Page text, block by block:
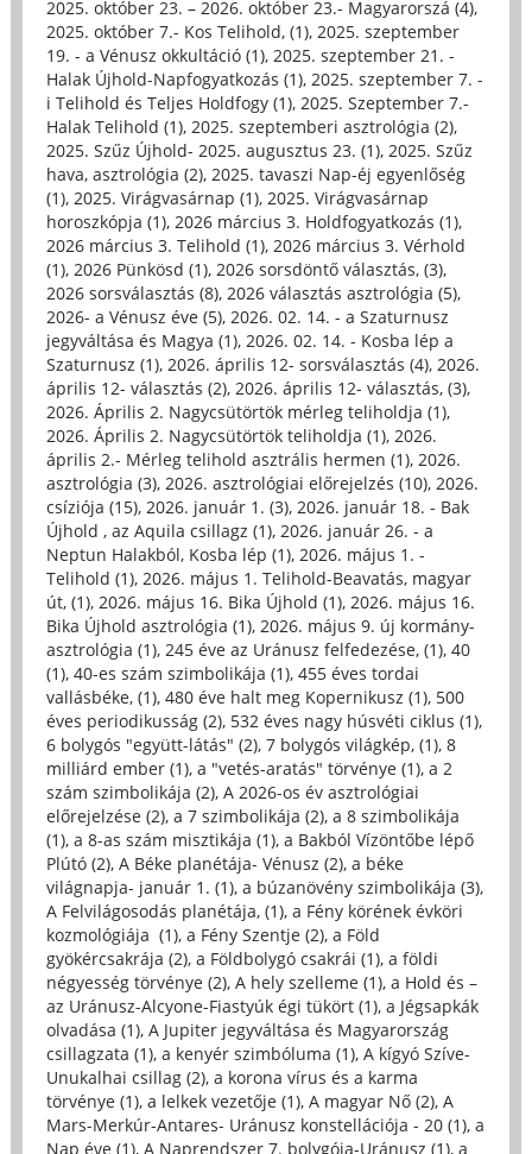
2025. október 23. – 2026. október 23.- Magyarorszá (4),
2025. október 7.- Kos Telihold, (1), 2025. szeptember
19. - a Vénusz okkultáció (1), 2025. szeptember 21. -
Halak Újhold-Napfogyatkozás (1), 2025. szeptember 7. -
i Telihold és Teljes Holdfogy (1), 2025. Szeptember 7.-
Halak Telihold (1), 2025. szeptemberi asztrológia (2),
2025. Szűz Újhold- 2025. augusztus 23. (1), 2025. Szűz
hava, asztrológia (2), 2025. tavaszi Nap-éj egyenlőség
(1), 2025. Virágvasárnap (1), 2025. Virágvasárnap
horoszkópja (1), 2026 március 3. Holdfogyatkozás (1),
2026 március 3. Telihold (1), 2026 március 3. Vérhold
(1), 2026 Pünkösd (1), 2026 sorsdöntő választás, (3),
2026 sorsválasztás (8), 2026 választás asztrológia (5),
2026- a Vénusz éve (5), 2026. 02. 14. - a Szaturnusz
jegyváltása és Magya (1), 2026. 02. 14. - Kosba lép a
Szaturnusz (1), 2026. április 12- sorsválasztás (4), 2026.
április 12- választás (2), 2026. április 12- választás, (3),
2026. Április 2. Nagycsütörtök mérleg teliholdja (1),
2026. Április 2. Nagycsütörtök teliholdja (1), 2026.
április 2.- Mérleg telihold asztrális hermen (1), 2026.
asztrológia (3), 2026. asztrológiai előrejelzés (10), 2026.
csíziója (15), 2026. január 1. (3), 2026. január 18. - Bak
Újhold , az Aquila csillagz (1), 2026. január 26. - a
Neptun Halakból, Kosba lép (1), 2026. május 1. -
Telihold (1), 2026. május 1. Telihold-Beavatás, magyar
út, (1), 2026. május 16. Bika Újhold (1), 2026. május 16.
Bika Újhold asztrológia (1), 2026. május 9. új kormány-
asztrológia (1), 245 éve az Uránusz felfedezése, (1), 40
(1), 40-es szám szimbolikája (1), 455 éves tordai
vallásbéke, (1), 480 éve halt meg Kopernikusz (1), 500
éves periodikusság (2), 532 éves nagy húsvéti ciklus (1),
6 bolygós "együtt-látás" (2), 7 bolygós világkép, (1), 8
milliárd ember (1), a "vetés-aratás" törvénye (1), a 2
szám szimbolikája (2), A 2026-os év asztrológiai
előrejelzése (2), a 7 szimbolikája (2), a 8 szimbolikája
(1), a 8-as szám misztikája (1), a Bakból Vízöntőbe lépő
Plútó (2), A Béke planétája- Vénusz (2), a béke
világnapja- január 1. (1), a búzanövény szimbolikája (3),
A Felvilágosodás planétája, (1), a Fény körének évköri
kozmológiája (1), a Fény Szentje (2), a Föld
gyökércsakrája (2), a Földbolygó csakrái (1), a földi
négyesség törvénye (2), A hely szelleme (1), a Hold és –
az Uránusz-Alcyone-Fiastyúk égi tükört (1), a Jégsapkák
olvadása (1), A Jupiter jegyváltása és Magyarország
csillagzata (1), a kenyér szimbóluma (1), A kígyó Szíve-
Unukalhai csillag (2), a korona vírus és a karma
törvénye (1), a lelkek vezetője (1), A magyar Nő (2), A
Mars-Merkúr-Antares- Uránusz konstellációja - 20 (1), a
Nap éve (1), A Naprendszer 7. bolygója-Uránusz (1), a